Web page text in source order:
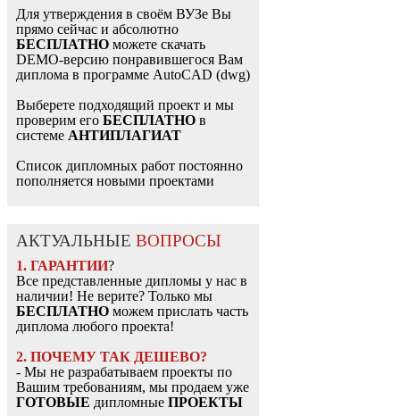
Для утверждения в своём ВУЗе Вы
прямо сейчас и абсолютно
БЕСПЛАТНО можете скачать
DEMO-версию понравившегося Вам
диплома в программе AutoCAD (dwg)
Выберете подходящий проект и мы
проверим его БЕСПЛАТНО в
системе АНТИПЛАГИАТ
Список дипломных работ постоянно
пополняется новыми проектами
АКТУАЛЬНЫЕ ВОПРОСЫ
1. ГАРАНТИИ?
Все представленные дипломы у нас в
наличии! Не верите? Только мы
БЕСПЛАТНО можем прислать часть
диплома любого проекта!
2. ПОЧЕМУ ТАК ДЕШЕВО?
- Мы не разрабатываем проекты по
Вашим требованиям, мы продаем уже
ГОТОВЫЕ дипломные ПРОЕКТЫ